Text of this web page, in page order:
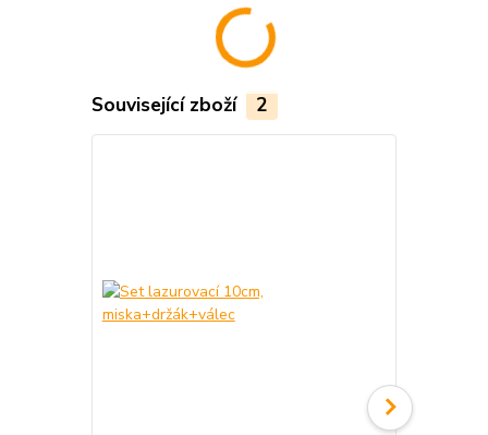
Související zboží 2